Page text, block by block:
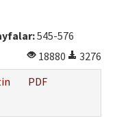
545-576
18880
3276
PDF